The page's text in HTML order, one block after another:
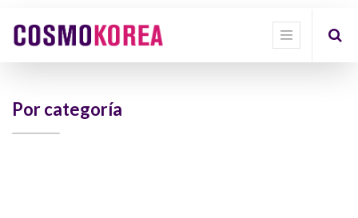
Por categoría
categories
options